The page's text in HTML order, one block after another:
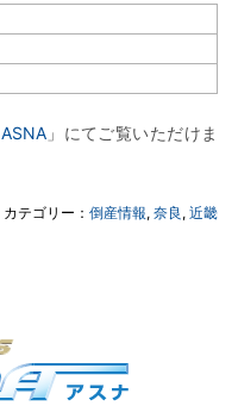
ASNA」にてご覧いただけま
カテゴリー： 倒産情報, 奈良 , 近畿